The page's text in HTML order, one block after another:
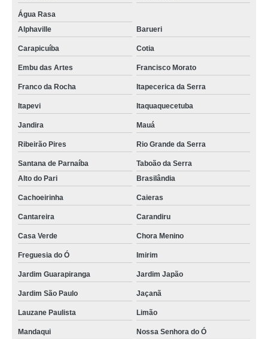
Água Rasa
Alphaville
Barueri
Carapicuíba Cotia
Embu das Artes Francisco Morato
Franco da Rocha Itapecerica da Serra
Itapevi Itaquaquecetuba
Jandira Mauá
Ribeirão Pires Rio Grande da Serra
Santana de Parnaíba
Taboão da Serra
Alto do Pari
Brasilândia
Cachoeirinha Caieras
Cantareira Carandiru
Casa Verde Chora Menino
Freguesia do Ó Imirim
Jardim Guarapiranga Jardim Japão
Jardim São Paulo Jaçanã
Lauzane Paulista Limão
Mandaqui Nossa Senhora do Ó